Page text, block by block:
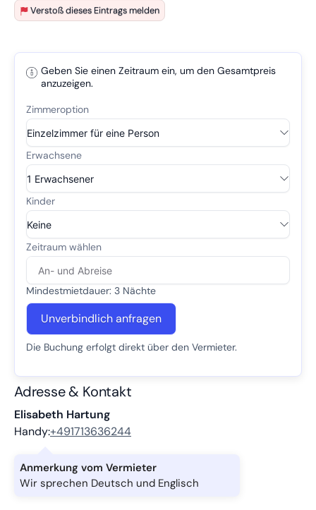
Verstoß dieses Eintrags melden
Geben Sie einen Zeitraum ein, um den Gesamtpreis
anzuzeigen.
Mindestmietdauer: 3 Nächte
Unverbindlich anfragen
Die Buchung erfolgt direkt über den Vermieter.
Adresse & Kontakt
Elisabeth Hartung
Handy:+491713636244
Anmerkung vom Vermieter
Wir sprechen Deutsch und Englisch